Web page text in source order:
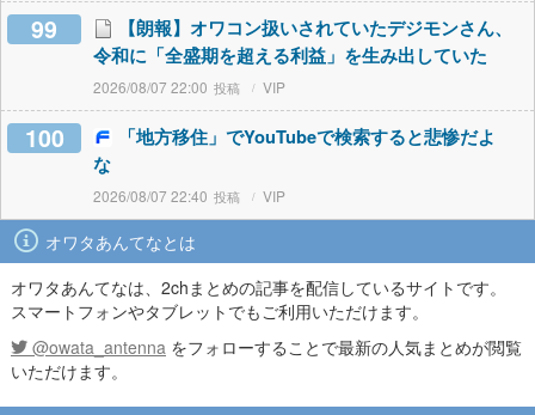
99
【朗報】オワコン扱いされていたデジモンさん、
令和に「全盛期を超える利益」を生み出していた
2026/08/07 22:00 VIP
100
「地方移住」でYouTubeで検索すると悲惨だよ
な
2026/08/07 22:40 VIP
オワタあんてなとは
オワタあんてなは、2chまとめの記事を配信しているサイトです。
スマートフォンやタブレットでもご利用いただけます。
@owata_antenna をフォローすることで最新の人気まとめが閲覧
いただけます。